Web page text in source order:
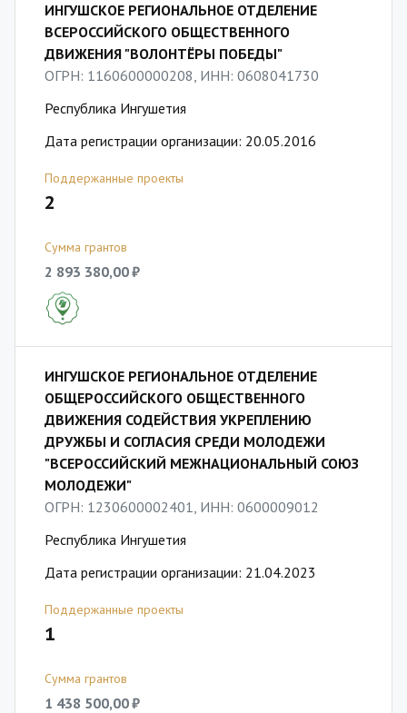
ИНГУШСКОЕ РЕГИОНАЛЬНОЕ ОТДЕЛЕНИЕ
ВСЕРОССИЙСКОГО ОБЩЕСТВЕННОГО
ДВИЖЕНИЯ "ВОЛОНТЁРЫ ПОБЕДЫ"
ОГРН: 1160600000208, ИНН: 0608041730
Республика Ингушетия
Дата регистрации организации: 20.05.2016
Поддержанные проекты
2
Сумма грантов
2 893 380,00 ₽
ИНГУШСКОЕ РЕГИОНАЛЬНОЕ ОТДЕЛЕНИЕ
ОБЩЕРОССИЙСКОГО ОБЩЕСТВЕННОГО
ДВИЖЕНИЯ СОДЕЙСТВИЯ УКРЕПЛЕНИЮ
ДРУЖБЫ И СОГЛАСИЯ СРЕДИ МОЛОДЕЖИ
"ВСЕРОССИЙСКИЙ МЕЖНАЦИОНАЛЬНЫЙ СОЮЗ
МОЛОДЕЖИ"
ОГРН: 1230600002401, ИНН: 0600009012
Республика Ингушетия
Дата регистрации организации: 21.04.2023
Поддержанные проекты
1
Сумма грантов
1 438 500,00 ₽